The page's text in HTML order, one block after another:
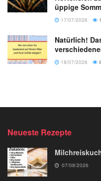
üppige
17/07/2026 1
Natürlich!
18/07/2026
Neueste Rezepte
07/08/2026